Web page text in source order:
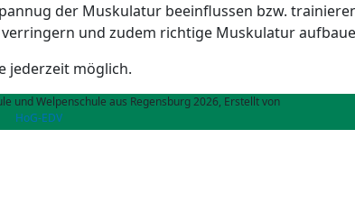
der Muskulatur beeinflussen bzw.
und zudem richtige Muskulatur
jederzeit möglich.
und Welpenschule aus Regensburg 2026, Erstellt von
HoG-EDV